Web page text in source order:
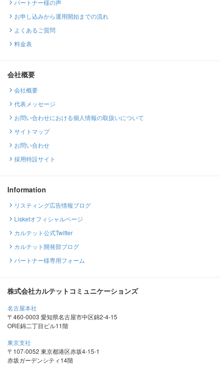
パートナー様の声
お申し込みから運用開始までの流れ
よくあるご質問
料金表
会社概要
会社概要
代表メッセージ
お問い合わせにおける個人情報の取扱いについて
サイトマップ
お問い合わせ
採用特設サイト
Information
リスティング広告情報ブログ
Lisketオフィシャルページ
カルテット公式Twitter
カルテット開発部ブログ
パートナー様専用フォーム
株式会社カルテットコミュニケーションズ
名古屋本社
〒460-0003 愛知県名古屋市中区錦2-4-15
ORE錦二丁目ビル11階
東京支社
〒107-0052 東京都港区赤坂4-15-1
赤坂ガーデンシティ14階